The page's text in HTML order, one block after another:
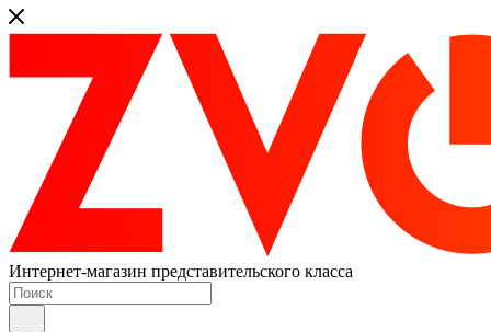
Интернет-магазин представительского класса